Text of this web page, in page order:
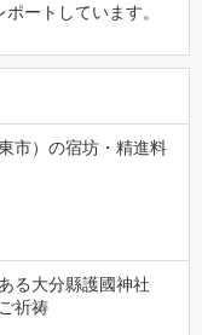
ートしています。
市）の宿坊・精進料
る大分縣護國神社
祈祷